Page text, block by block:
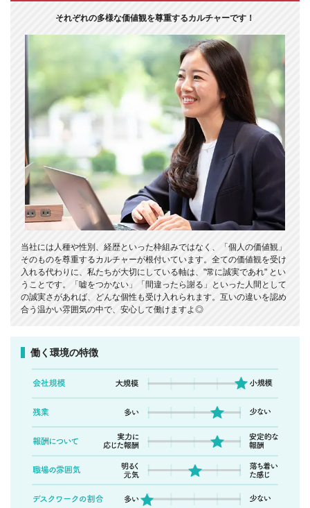
それぞれの多様な価値観を尊重するカルチャーです！
当社には人種や性別、経歴といった枠組みではなく、「個人の価値観」
そのものを尊重するカルチャーが根付いています。全ての価値観を受け
入れる代わりに、私たちが大切にしている軸は、"常に誠実であれ" とい
うことです。「嘘をつかない」「間違ったら謝る」といった人間として
の誠実さがあれば、どんな個性も受け入れられます。互いの違いを認め
合う温かい雰囲気の中で、安心して働けますよ◎
働く環境の特徴